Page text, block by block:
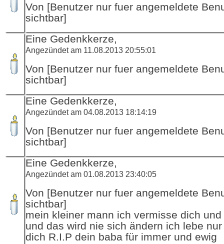
Von [Benutzer nur fuer angemeldete
sichtbar]
Eine Gedenkkerze,
Angezündet am 11.08.2013 20:55:01
Von [Benutzer nur fuer angemeldete
sichtbar]
Eine Gedenkkerze,
Angezündet am 04.08.2013 18:14:19
Von [Benutzer nur fuer angemeldete
sichtbar]
Eine Gedenkkerze,
Angezündet am 01.08.2013 23:40:05
Von [Benutzer nur fuer angemeldete
sichtbar]
mein kleiner mann ich vermisse dich
und das wird nie sich ändern ich lebe
dich R.I.P dein baba für immer und ewig